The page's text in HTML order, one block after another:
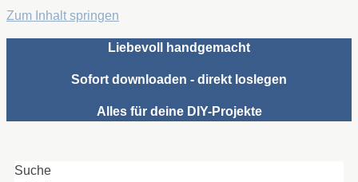
Zum Inhalt springen
Liebevoll handgemacht
Sofort downloaden - direkt loslegen
Alles für deine DIY-Projekte
Suche